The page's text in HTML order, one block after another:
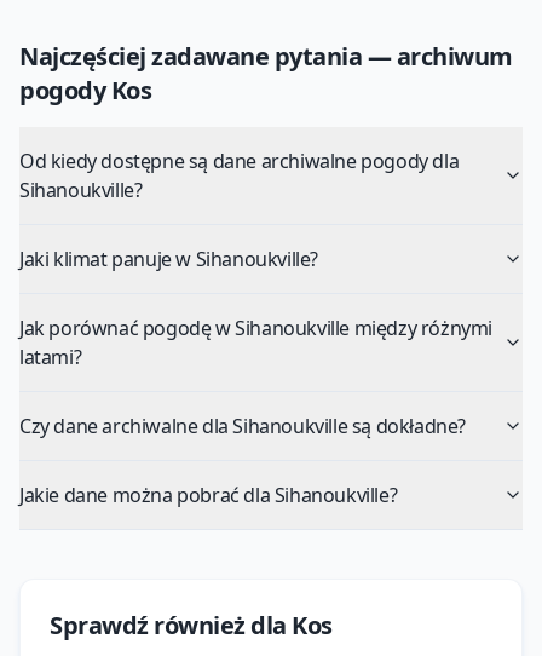
Najczęściej zadawane pytania — archiwum
pogodyKos
Od kiedy dostępne są dane archiwalne pogody dla
Sihanoukville?
Jaki klimat panuje w Sihanoukville?
Jak porównać pogodę w Sihanoukville między różnymi
latami?
Czy dane archiwalne dla Sihanoukville są dokładne?
Jakie dane można pobrać dla Sihanoukville?
Sprawdź również dla Kos